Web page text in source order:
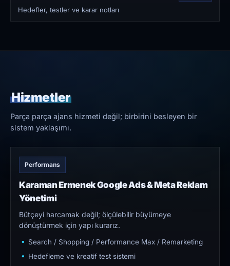
Hedefler, testler ve karar notları
Hizmetler
Parça parça ajans hizmeti değil; birbirini besleyen bir
sistem yaklaşımı.
Performans
Karaman Ermenek Google Ads & Meta Reklam
Yönetimi
Bütçeyi harcamak değil; ölçülebilir büyümeye
dönüştürmek için yapı kurarız.
Search / Shopping / Performance Max / Remarketing
Hedefleme ve kreatif test sistemi